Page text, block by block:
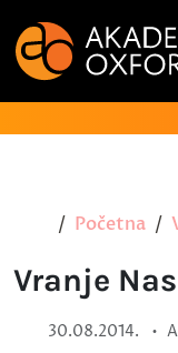
Početna
Vranje
30.08.2014. •